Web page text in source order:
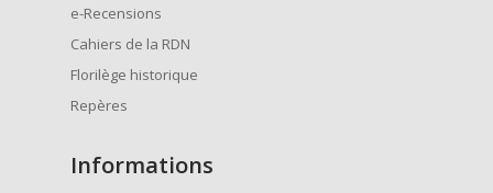
e-Recensions
Cahiers de la RDN
Florilège historique
Repères
Informations